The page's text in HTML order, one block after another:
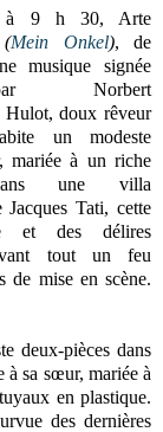
à 9 h 30, Arte
Mein Onkel), de
musique signée
Norbert
Hulot, doux rêveur
un modeste
mariée à un riche
une villa
Jacques Tati, cette
et des délires
tout un feu
de mise en scène.
deux-pièces dans
sa sœur, mariée à
en plastique.
des dernières